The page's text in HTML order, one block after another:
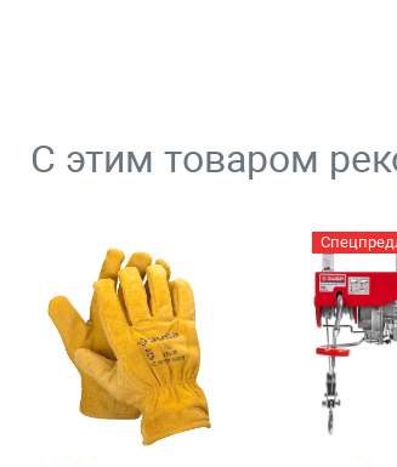
С этим товаром